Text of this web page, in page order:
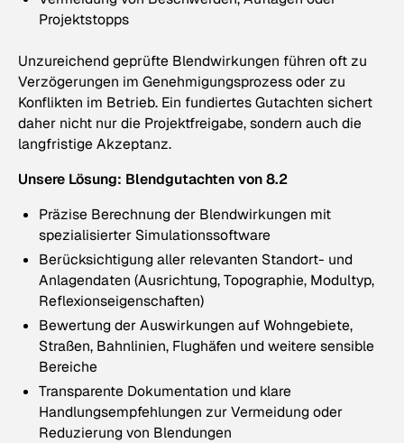
Projektstopps
Unzureichend geprüfte Blendwirkungen führen oft zu
Verzögerungen im Genehmigungsprozess oder zu
Konflikten im Betrieb. Ein fundiertes Gutachten sichert
daher nicht nur die Projektfreigabe, sondern auch die
langfristige Akzeptanz.
Unsere Lösung: Blendgutachten von 8.2
Präzise Berechnung der Blendwirkungen mit
spezialisierter Simulationssoftware
Berücksichtigung aller relevanten Standort- und
Anlagendaten (Ausrichtung, Topographie, Modultyp,
Reflexionseigenschaften)
Bewertung der Auswirkungen auf Wohngebiete,
Straßen, Bahnlinien, Flughäfen und weitere sensible
Bereiche
Transparente Dokumentation und klare
Handlungsempfehlungen zur Vermeidung oder
Reduzierung von Blendungen